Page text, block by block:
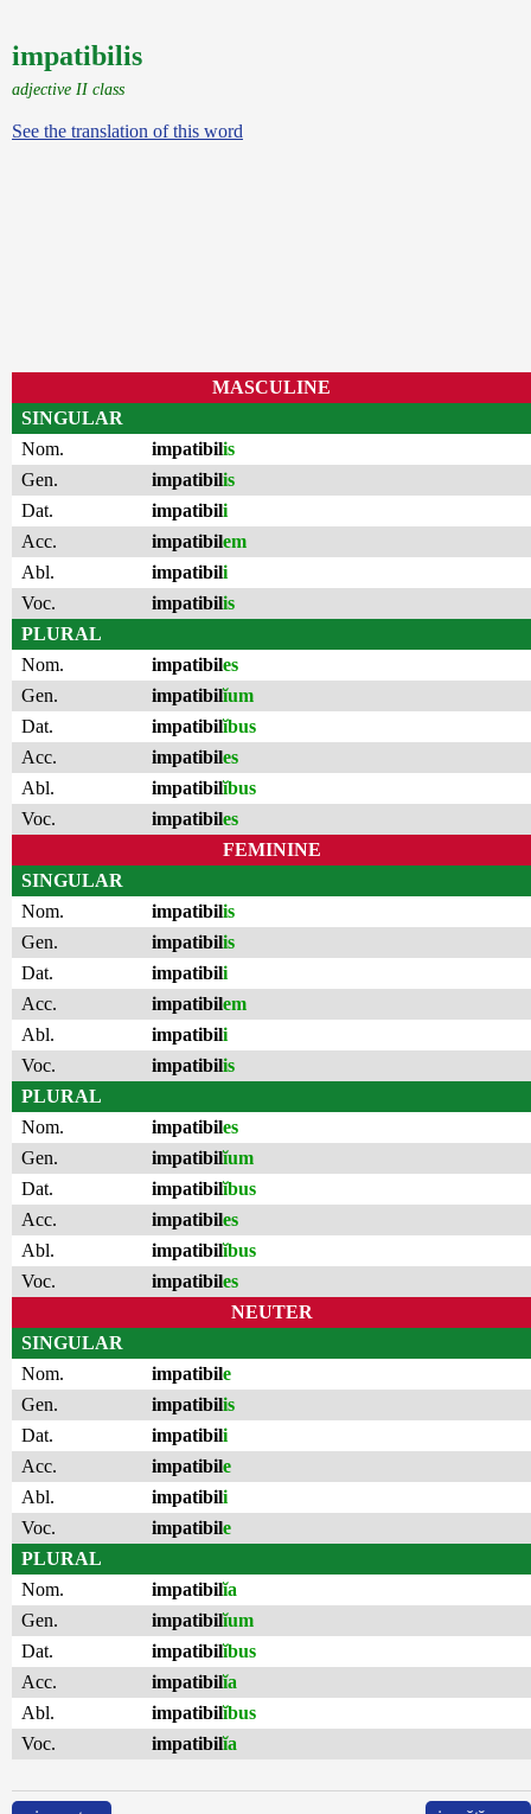
impatibilis
adjective II class
See the translation of this word
MASCULINE
SINGULAR
Nom.
impatibilis
Gen.
impatibilis
Dat.
impatibili
Acc.
impatibilem
Abl.
impatibili
Voc.
impatibilis
PLURAL
Nom.
impatibiles
Gen.
impatibilĭum
Dat.
impatibilĭbus
Acc.
impatibiles
Abl.
impatibilĭbus
Voc.
impatibiles
FEMININE
SINGULAR
Nom.
impatibilis
Gen.
impatibilis
Dat.
impatibili
Acc.
impatibilem
Abl.
impatibili
Voc.
impatibilis
PLURAL
Nom.
impatibiles
Gen.
impatibilĭum
Dat.
impatibilĭbus
Acc.
impatibiles
Abl.
impatibilĭbus
Voc.
impatibiles
NEUTER
SINGULAR
Nom.
impatibile
Gen.
impatibilis
Dat.
impatibili
Acc.
impatibile
Abl.
impatibili
Voc.
impatibile
PLURAL
Nom.
impatibilĭa
Gen.
impatibilĭum
Dat.
impatibilĭbus
Acc.
impatibilĭa
Abl.
impatibilĭbus
Voc.
impatibilĭa